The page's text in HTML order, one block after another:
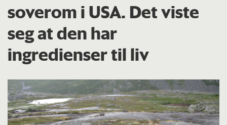
soverom i USA. Det viste
seg at den har
ingredienser til liv